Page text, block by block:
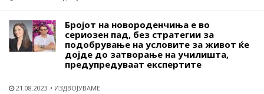
Бројот на новороденчиња е во
сериозен пад, без стратегии за
подобрување на условите за живот ќе
дојде до затворање на училишта,
предупредуваат експертите
21.08.2023 ИЗДВОЈУВАМЕ